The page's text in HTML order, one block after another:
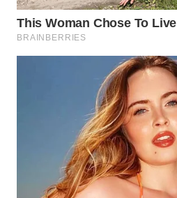
WN
KEPULAUAN
SERIBU
CIREBON